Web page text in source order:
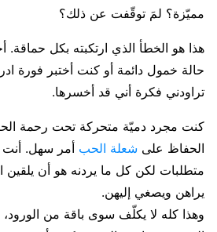
مميّزة؟ لمَ توقّفت عن ذلك؟
هذا هو الخطأ الذي ارتكبته بكل
حالة خمول دائمة أو كنت أختبر فورة
تراودني فكرة أني قد أخسرها.
كنت مجرد دميّة متحركة تحت رحمة
الحفاظ على شعلة الحب أمر سهل. أنت
متطلبات لكن كل ما يردنه هو أن يلقين
يراهن ويصغي إليهن.
وهذا كله لا يكلّف سوى باقة من